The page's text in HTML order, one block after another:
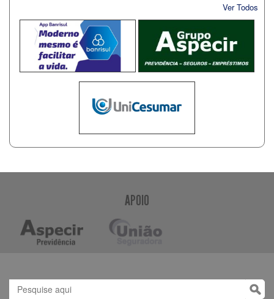
Ver Todos
APOIO